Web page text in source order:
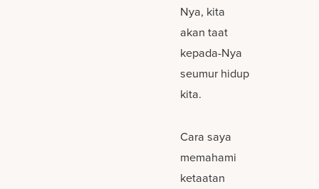
Nya, kita
akan taat
kepada-Nya
seumur hidup
kita.
Cara saya
memahami
ketaatan